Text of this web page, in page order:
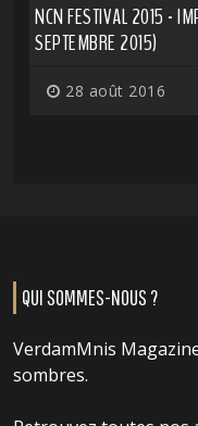
NCN FESTIVAL 2015 -
SEPTEMBRE 2015)
28 août 2016
QUI SOMMES-NOUS ?
VerdamMnis
sombres.